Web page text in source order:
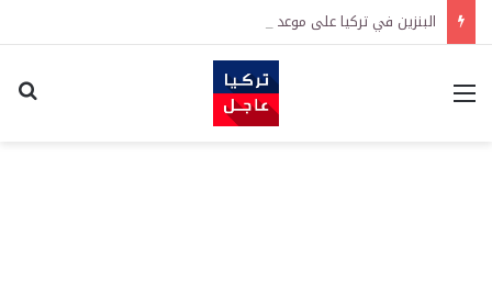
البنزين في تركيا على موعد مع زيادة جديدة.. كم سترتفع الأسعار؟
القائمة